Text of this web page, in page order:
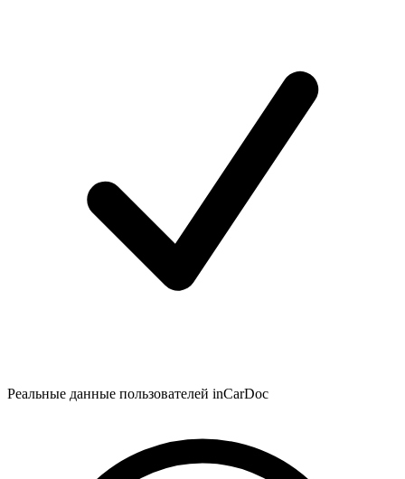
Реальные данные пользователей inCarDoc